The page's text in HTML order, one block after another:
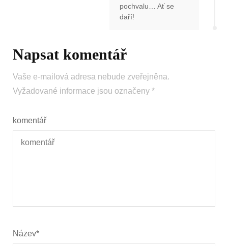
pochvalu… Ať se
daří!
Napsat komentář
Vaše e-mailová adresa nebude zveřejněna.
Vyžadované informace jsou označeny *
komentář
Název*